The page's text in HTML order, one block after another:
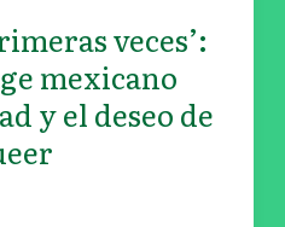
veces’:
mexicano
y el deseo de